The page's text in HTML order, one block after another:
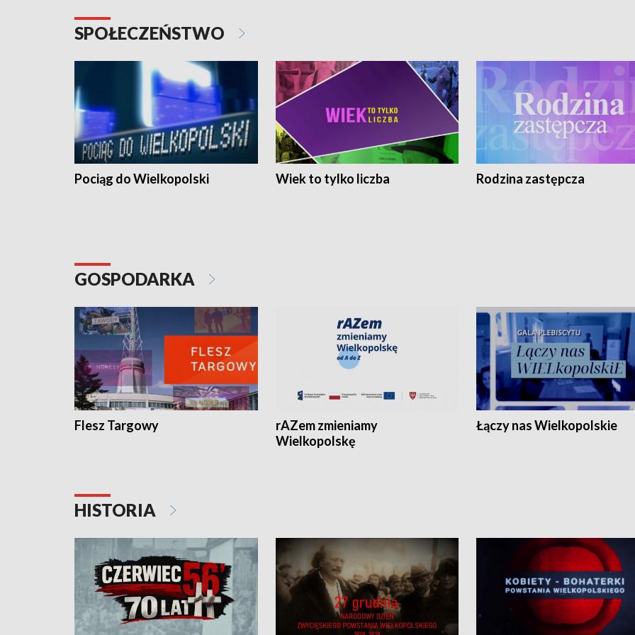
SPOŁECZEŃSTWO
Pociąg do Wielkopolski Wiek to tylko liczba Rodzina zastępcza
GOSPODARKA
Flesz Targowy
rAZem zmieniamy
Wielkopolskę
Łączy nas Wielkopolskie
HISTORIA